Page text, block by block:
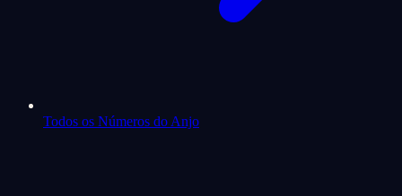
Todos os Números do Anjo